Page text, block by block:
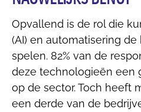
Opvallend is de rol die
(AI) en automatisering
spelen. 82% van de
deze technologieën een
op de sector. Toch heeft
een derde van de